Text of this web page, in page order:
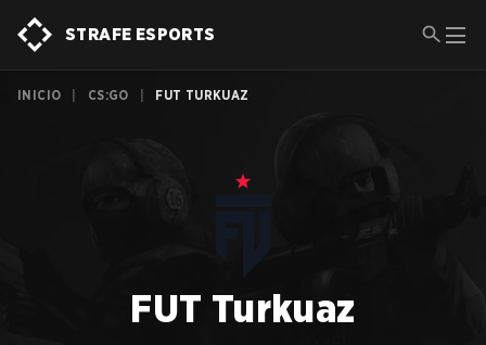
STRAFE ESPORTS
INICIO CS:GO FUT TURKUAZ
FUT Turkuaz